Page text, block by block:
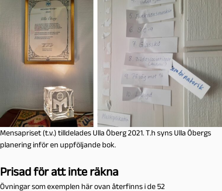
Mensapriset (t.v.) tilldelades Ulla Öberg 2021. T.h syns Ulla Öbergs
planering inför en uppföljande bok.
Prisad för att inte räkna
Övningar som exemplen här ovan återfinns i de 52